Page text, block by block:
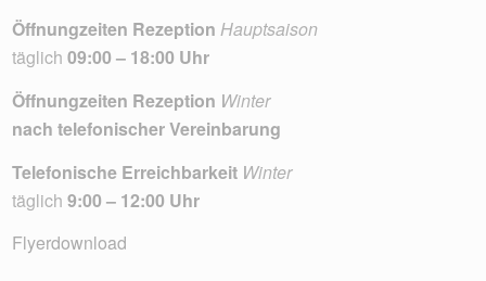
Öffnungzeiten RezeptionHauptsaison
täglich 09:00 – 18:00 Uhr
Öffnungzeiten Rezeption Winter
nach telefonischer Vereinbarung
Telefonische Erreichbarkeit Winter
täglich 9:00 – 12:00 Uhr
Flyerdownload